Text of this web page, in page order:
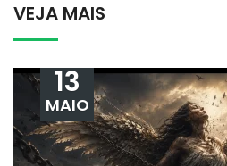
VEJA MAIS
13
MAIO